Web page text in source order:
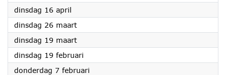
dinsdag 16 april
dinsdag 26 maart2019
dinsdag 19 maart2019
dinsdag 19 februari
donderdag 7 februari